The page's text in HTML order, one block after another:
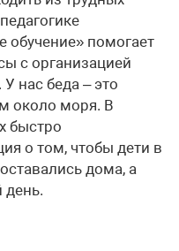
обучение» помогает
с организацией
нас беда – это
около моря. В
быстро
о том, чтобы дети в
дома, а
день.